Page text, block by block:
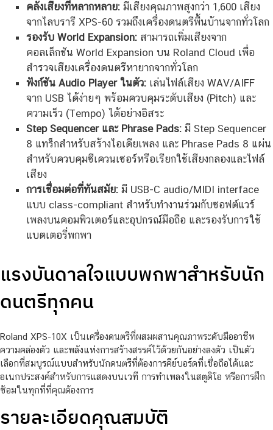
คลังเสียงที่หลากหลาย:มีเสียงคุณภาพสูงกว่า 1,600 เสียง
จากไลบรารี XPS-60 รวมถึงเครื่องดนตรีพื้นบ้านจากทั่วโลก
รองรับ World Expansion:สามารถเพิ่มเสียงจาก
คอลเล็กชัน World Expansion บน Roland Cloud เพื่อ
สำรวจเสียงเครื่องดนตรีหายากจากทั่วโลก
ฟังก์ชัน Audio Player ในตัว:เล่นไฟล์เสียง WAV/AIFF
จาก USB ได้ง่ายๆ พร้อมควบคุมระดับเสียง (Pitch) และ
ความเร็ว (Tempo) ได้อย่างอิสระ
Step Sequencer และ Phrase Pads:มี Step Sequencer
8 แทร็กสำหรับสร้างไอเดียเพลง และ Phrase Pads 8 แผ่น
สำหรับควบคุมซีเควนเซอร์หรือเรียกใช้เสียงกลองและไฟล์
เสียง
การเชื่อมต่อที่ทันสมัย:มี USB-C audio/MIDI interface
แบบ class-compliant สำหรับทำงานร่วมกับซอฟต์แวร์
เพลงบนคอมพิวเตอร์และอุปกรณ์มือถือ และรองรับการใช้
แบตเตอรี่พกพา
แรงบันดาลใจแบบพกพาสำหรับนัก
ดนตรีทุกคน
Roland XPS-10X เป็นเครื่องดนตรีที่ผสมผสานคุณภาพระดับมืออาชีพ
ความคล่องตัว และพลังแห่งการสร้างสรรค์ไว้ด้วยกันอย่างลงตัว เป็นตัว
เลือกที่สมบูรณ์แบบสำหรับนักดนตรีที่ต้องการคีย์บอร์ดที่เชื่อถือได้และ
อเนกประสงค์สำหรับการแสดงบนเวที การทำเพลงในสตูดิโอ หรือการฝึก
ซ้อมในทุกที่ที่คุณต้องการ
รายละเอียดคุณสมบัติ